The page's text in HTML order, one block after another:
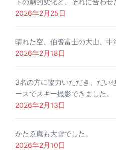
2026年2月25日
晴れた空、伯耆富士の大山、中
2026年2月18日
3名の方に協力いただき、だい
ースでスキー撮影できました。
2026年2月13日
かたゑ庵も大雪でした。
2026年2月10日